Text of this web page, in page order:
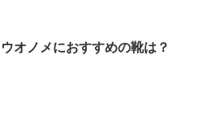
ウオノメにおすすめの靴は？